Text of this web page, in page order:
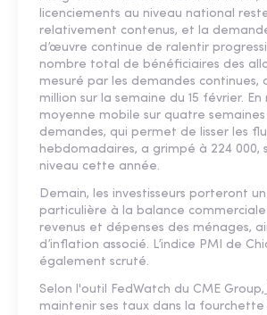
licenciements au niveau national
relativement contenus, et la
d’œuvre continue de ralentir
nombre total de bénéficiaires des
mesuré par les demandes continues,
million sur la semaine du 15 février. En
moyenne mobile sur quatre semaines
demandes, qui permet de lisser les
hebdomadaires, a grimpé à 224 000,
niveau cette année.
Demain, les investisseurs porteront
particulière à la balance commerciale
revenus et dépenses des ménages,
d’inflation associé. L’indice PMI de
également scruté.
Selon l'outil FedWatch du CME Group,
maintenir ses taux dans la fourchette